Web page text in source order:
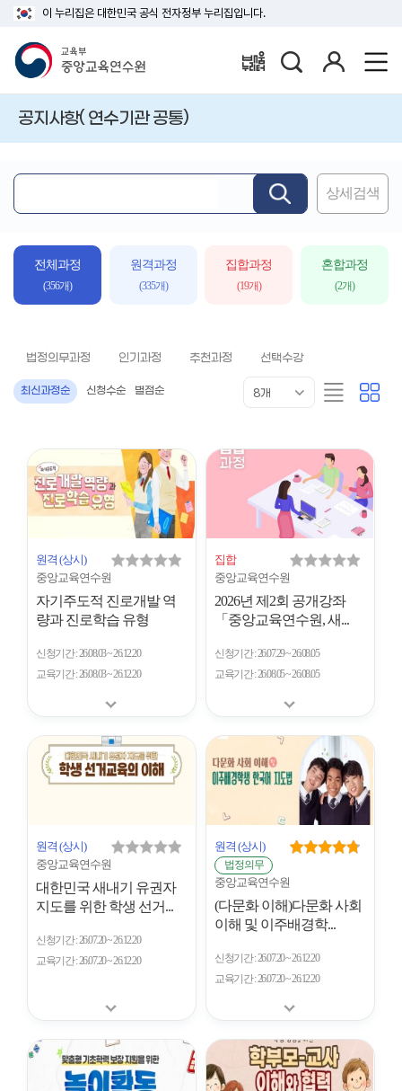
이 누리집은 대한민국 공식 전자정부 누리집입니다.
배움누리터
공지사항( 연수기관 공통)
심
상세검색
전체과정
(356개)
원격과정
(335개)
집합과정
(19개)
혼합과정
(2개)
법정의무과정 인기과정 추천과정 선택수강
최신과정순 신청수순 별점순
개
수
8개
리
스
카
드
원격 (상시)
중앙교육연수원
자기주도적 진로개발 역
량과 진로학습 유형
신청기간 26.08.03 ~ 26.12.20
교육기간 26.08.03 ~ 26.12.20
집합
중앙교육연수원
2026년 제2회 공개강좌
「중앙교육연수원, 새...
신청기간 26.07.29 ~ 26.08.05
교육기간 26.08.05 ~ 26.08.05
원격 (상시)
중앙교육연수원
대한민국 새내기 유권자
지도를 위한 학생 선거...
신청기간 26.07.20 ~ 26.12.20
교육기간 26.07.20 ~ 26.12.20
원격 (상시)
법정의무
중앙교육연수원
(다문화 이해)다문화 사회
이해 및 이주배경학...
신청기간 26.07.20 ~ 26.12.20
교육기간 26.07.20 ~ 26.12.20